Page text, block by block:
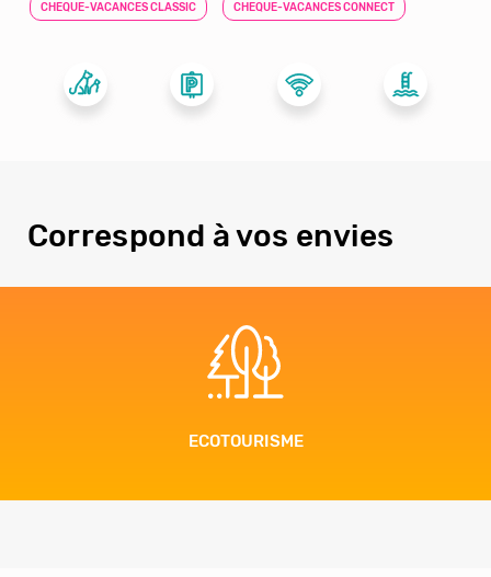
CHEQUE-VACANCES CLASSIC CHEQUE-VACANCES CONNECT
Correspond à vos envies
ECOTOURISME